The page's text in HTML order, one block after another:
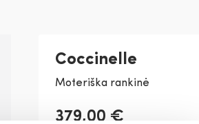
Coccinelle
Moteriška rankinė
379,00 €